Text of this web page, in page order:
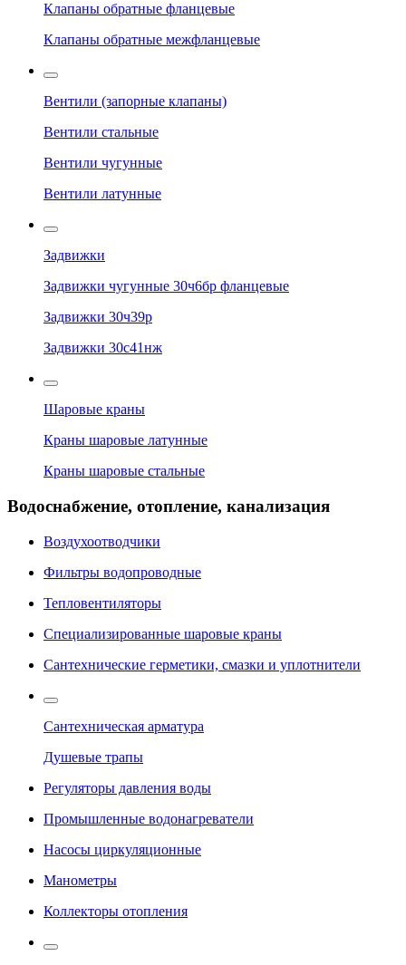
Клапаны обратные фланцевые
Клапаны обратные межфланцевые
Вентили (запорные клапаны)
Вентили стальные
Вентили чугунные
Вентили латунные
Задвижки
Задвижки чугунные 30ч6бр фланцевые
Задвижки 30ч39р
Задвижки 30с41нж
Шаровые краны
Краны шаровые латунные
Краны шаровые стальные
Водоснабжение, отопление, канализация
Воздухоотводчики
Фильтры водопроводные
Тепловентиляторы
Специализированные шаровые краны
Сантехнические герметики, смазки и уплотнители
Сантехническая арматура
Душевые трапы
Регуляторы давления воды
Промышленные водонагреватели
Насосы циркуляционные
Манометры
Коллекторы отопления